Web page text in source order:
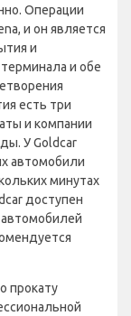
Операции
и он является
и
и обе
есть три
и компании
У Goldcar
автомобили
минутах
доступен
прокату